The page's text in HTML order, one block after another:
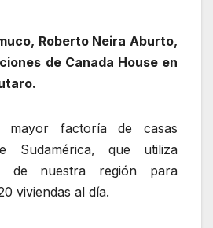
Roberto Neira Aburto,
de Canada House en
factoría de casas
Sudamérica, que utiliza
de nuestra región para
viviendas al día.